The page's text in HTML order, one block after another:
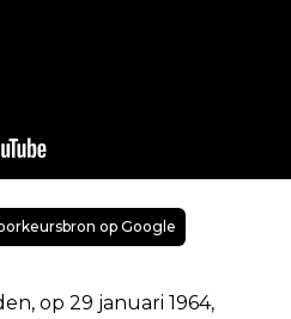
op Google
op 29 januari 1964,